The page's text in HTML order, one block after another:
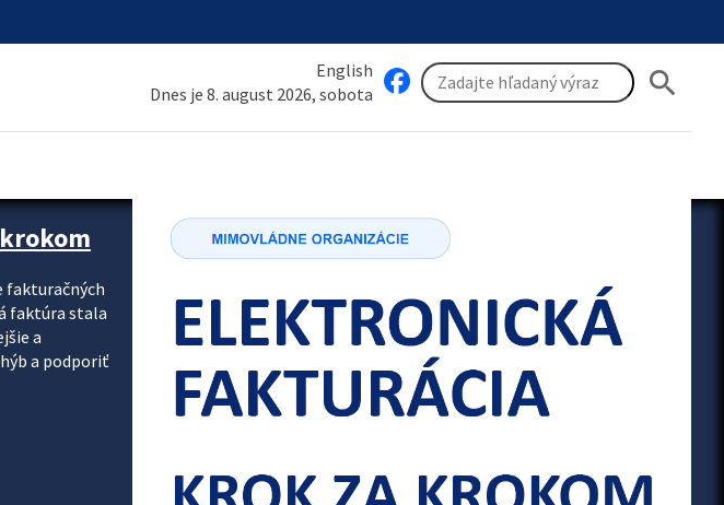
English
Dnes je 8. august 2026, sobota
search
fakturačných
faktúra stala
a
a podporiť